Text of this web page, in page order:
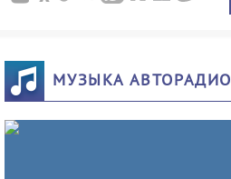
МУЗЫКА АВТОРАДИО